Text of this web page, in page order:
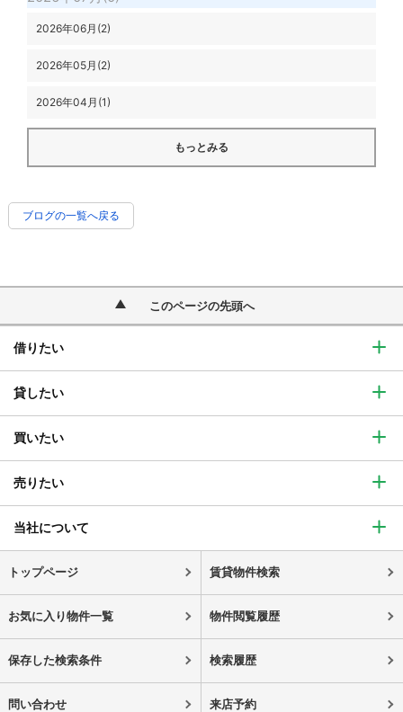
2026年06月(2)
2026年05月(2)
2026年04月(1)
もっとみる
ブログの一覧へ戻る
このページの先頭へ
借りたい
貸したい
買いたい
売りたい
当社について
トップページ 賃貸物件検索
お気に入り物件一覧 物件閲覧履歴
保存した検索条件 検索履歴
問い合わせ 来店予約